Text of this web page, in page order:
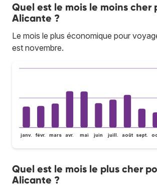
Quel est le mois le moins cher
Alicante ?
Le mois le plus économique pour
est novembre.
janv. févr. mars avr. mai juin juill. août sept.
Quel est le mois le plus cher
Alicante ?